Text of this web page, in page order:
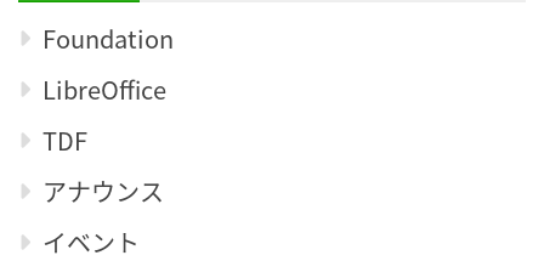
Foundation
LibreOffice
TDF
アナウンス
イベント